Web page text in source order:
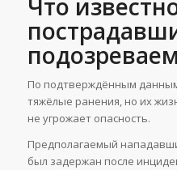
Что
По подтверждённым
тяжёлые ранения, но их
не угрожает опасность.
Предполагаемый
был задержан после